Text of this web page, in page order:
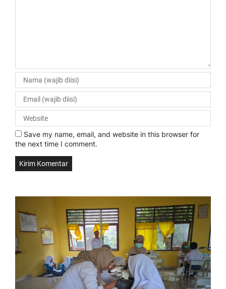
Save my name, email, and website in this browser for
the next time I comment.